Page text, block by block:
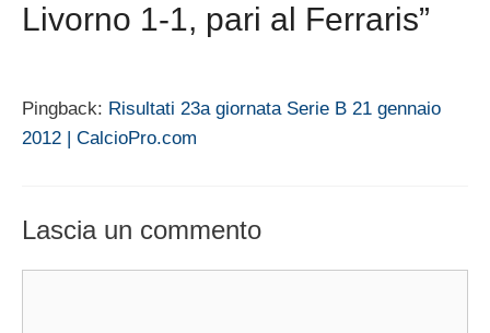
Livorno 1-1, pari al Ferraris”
Pingback: Risultati 23a giornata Serie B 21 gennaio
2012 | CalcioPro.com
Lascia un commento